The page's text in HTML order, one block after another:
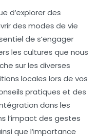
d’explorer des
des modes de vie
de s’engager
les cultures que nous
sur les diverses
locales lors de vos
pratiques et des
dans les
l’impact des gestes
que l’importance